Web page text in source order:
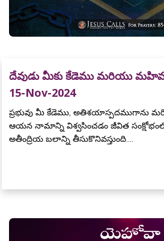
దేవుడు మీకు కేడెము మరియు
15-Nov-2024
ప్రభువు మీ కేడెము, అతిశయాస్పదముగాను
ఆయన నామాన్ని విశ్వసించడం జీవిత
అతీంద్రియ బలాన్ని తీసుకొనివస్తుంది....